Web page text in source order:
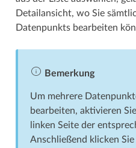
Detailansicht, wo Sie
Datenpunkts bearbeiten
Bemerkung
Um mehrere
bearbeiten, aktivieren
linken Seite der
Anschließend klicken